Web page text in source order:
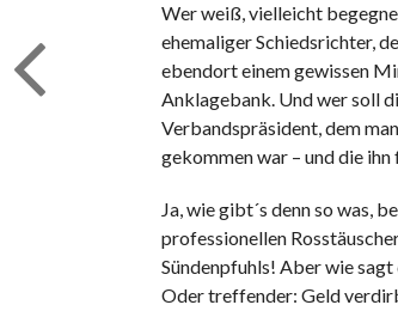
Wer weiß, vielleicht
ehemaliger Schiedsrichter,
ebendort einem gewissen
Anklagebank. Und wer soll
Verbandspräsident, dem
gekommen war – und die
Ja, wie gibt´s denn so was,
professionellen
Sündenpfuhls! Aber wie
Oder treffender: Geld